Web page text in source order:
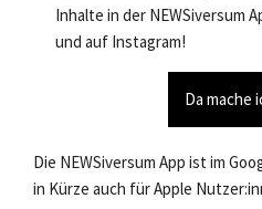
Inhalte in der NEWSiversum
und auf Instagram!
Da mache
Die NEWSiversum App ist im
in Kürze auch für Apple